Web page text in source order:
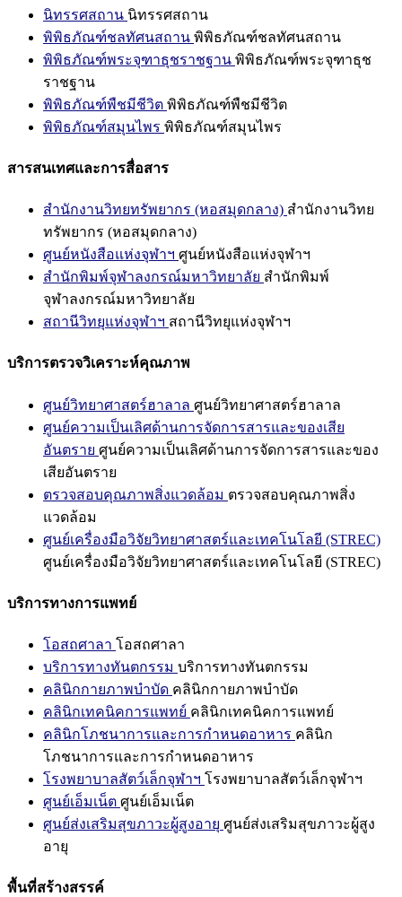
นิทรรศสถาน นิทรรศสถาน
พิพิธภัณฑ์ชลทัศนสถาน พิพิธภัณฑ์ชลทัศนสถาน
พิพิธภัณฑ์พระจุฑาธุชราชฐาน พิพิธภัณฑ์พระจุฑาธุช
ราชฐาน
พิพิธภัณฑ์พืชมีชีวิต พิพิธภัณฑ์พืชมีชีวิต
พิพิธภัณฑ์สมุนไพร พิพิธภัณฑ์สมุนไพร
สารสนเทศและการสื่อสาร
สำนักงานวิทยทรัพยากร (หอสมุดกลาง) สำนักงานวิทย
ทรัพยากร (หอสมุดกลาง)
ศูนย์หนังสือแห่งจุฬาฯ ศูนย์หนังสือแห่งจุฬาฯ
สำนักพิมพ์จุฬาลงกรณ์มหาวิทยาลัย สำนักพิมพ์
จุฬาลงกรณ์มหาวิทยาลัย
สถานีวิทยุแห่งจุฬาฯ สถานีวิทยุแห่งจุฬาฯ
บริการตรวจวิเคราะห์คุณภาพ
ศูนย์วิทยาศาสตร์ฮาลาล ศูนย์วิทยาศาสตร์ฮาลาล
ศูนย์ความเป็นเลิศด้านการจัดการสารและของเสีย
อันตราย ศูนย์ความเป็นเลิศด้านการจัดการสารและของ
เสียอันตราย
ตรวจสอบคุณภาพสิ่งแวดล้อม ตรวจสอบคุณภาพสิ่ง
แวดล้อม
ศูนย์เครื่องมือวิจัยวิทยาศาสตร์และเทคโนโลยี (STREC)
ศูนย์เครื่องมือวิจัยวิทยาศาสตร์และเทคโนโลยี (STREC)
บริการทางการแพทย์
โอสถศาลา โอสถศาลา
บริการทางทันตกรรม บริการทางทันตกรรม
คลินิกกายภาพบำบัด คลินิกกายภาพบำบัด
คลินิกเทคนิคการแพทย์ คลินิกเทคนิคการแพทย์
คลินิกโภชนาการและการกำหนดอาหาร คลินิก
โภชนาการและการกำหนดอาหาร
โรงพยาบาลสัตว์เล็กจุฬาฯ โรงพยาบาลสัตว์เล็กจุฬาฯ
ศูนย์เอ็มเน็ต ศูนย์เอ็มเน็ต
ศูนย์ส่งเสริมสุขภาวะผู้สูงอายุ ศูนย์ส่งเสริมสุขภาวะผู้สูง
อายุ
พื้นที่สร้างสรรค์